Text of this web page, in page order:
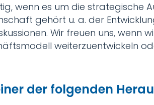
wenn es um die strategische
gehört u. a. der
Wir freuen uns, wenn
weiterzuentwickeln
der folgenden